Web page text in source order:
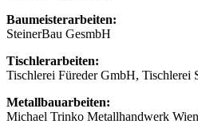
Baumeisterarbeiten:
SteinerBau GesmbH
Tischlerarbeiten:
Tischlerei Füreder GmbH, Tischlerei
Metallbauarbeiten:
Michael Trinko Metallhandwerk Wien